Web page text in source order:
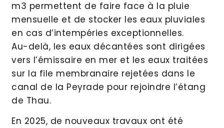
m3 permettent de faire face à la pluie
mensuelle et de stocker les eaux pluviales
en cas d’intempéries exceptionnelles.
Au-delà, les eaux décantées sont dirigées
vers l’émissaire en mer et les eaux traitées
sur la file membranaire rejetées dans le
canal de la Peyrade pour rejoindre l’étang
de Thau.
En 2025, de nouveaux travaux ont été